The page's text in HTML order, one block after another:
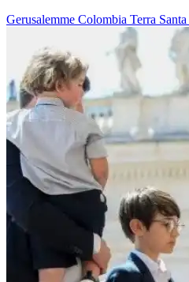
Gerusalemme Colombia Terra Santa